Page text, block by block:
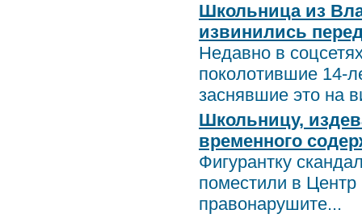
Школьница из
извинились
Недавно в
поколотившие 14-
заснявшие это на
Школьницу,
временного
Фигурантку
поместили в
правонарушите...